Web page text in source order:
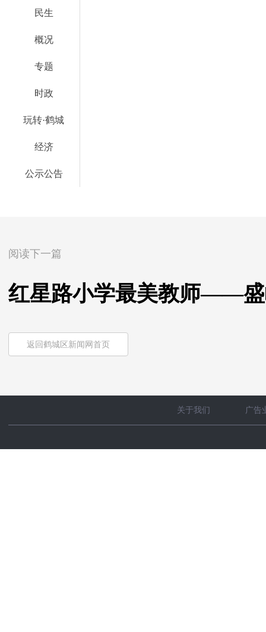
民生
概况
专题
时政
玩转·鹤城
经济
公示公告
阅读下一篇
红星路小学最美教师——
返回鹤城区新闻网首页
关于我们 广告